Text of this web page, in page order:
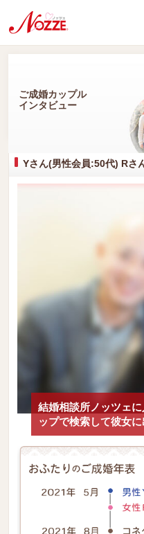
ご成婚カップル
インタビュー
Yさん(男性会員:50代) Rさ
結婚相談所ノッツェ
ップで検索して彼女